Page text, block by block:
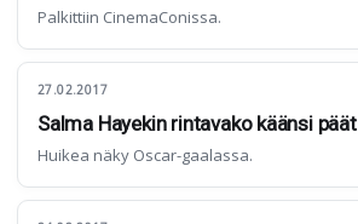
Palkittiin CinemaConissa.
27.02.2017
Salma Hayekin rintavako käänsi päät
Huikea näky Oscar-gaalassa.